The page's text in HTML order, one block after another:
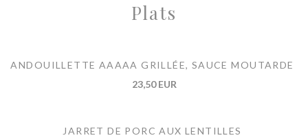
Plats
ANDOUILLETTE AAAAA GRILLÉE, SAUCE MOUTARDE
23,50 EUR
JARRET DE PORC AUX LENTILLES